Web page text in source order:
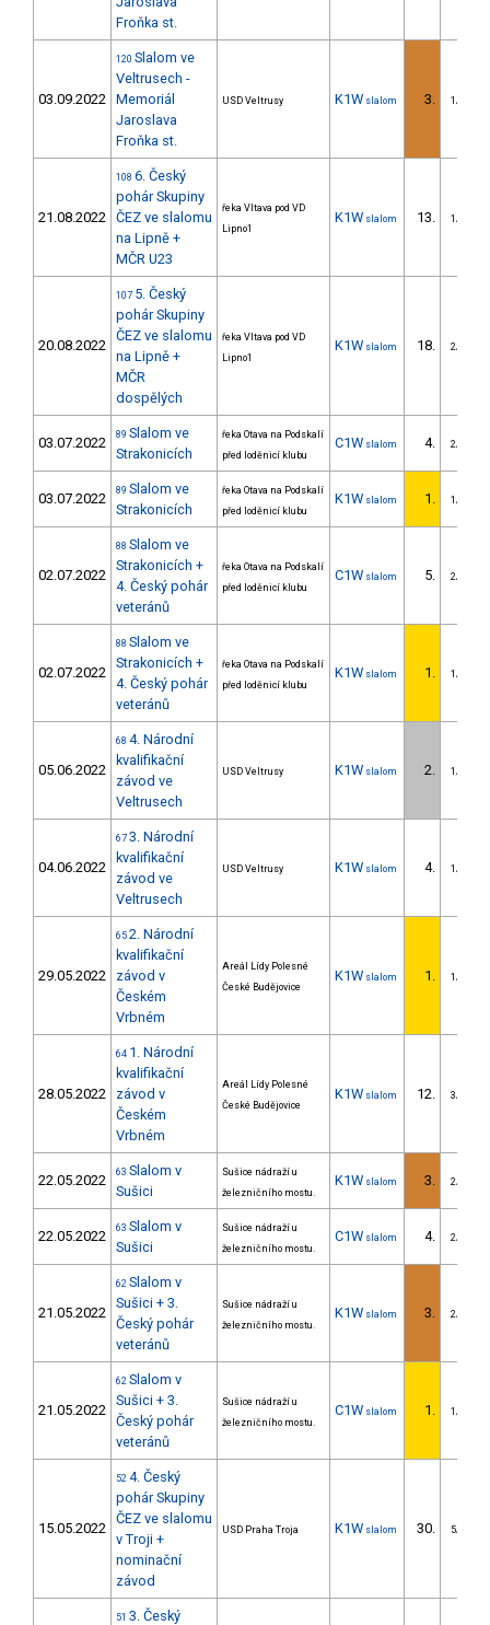
Froňka st.
03.09.2022
120 Slalom ve
Veltrusech -
Memoriál
Jaroslava
Froňka st.
USD Veltrusy K1W slalom 3. 1/DM
21.08.2022
108 6. Český
pohár Skupiny
ČEZ ve slalomu
na Lipně +
MČR U23
řeka Vltava pod VD
Lipno1
K1W slalom 13. 1/DM
20.08.2022
107 5. Český
pohár Skupiny
ČEZ ve slalomu
na Lipně +
MČR
dospělých
řeka Vltava pod VD
Lipno1
K1W slalom 18. 2/DM
03.07.2022 89 Slalom ve
Strakonicích
řeka Otava na Podskalí
před loděnicí klubu
C1W slalom 4. 2/DM
03.07.2022 89 Slalom ve
Strakonicích
řeka Otava na Podskalí
před loděnicí klubu
K1W slalom 1. 1/DM
02.07.2022
88 Slalom ve
Strakonicích +
4. Český pohár
veteránů
řeka Otava na Podskalí
před loděnicí klubu
C1W slalom 5. 2/DM
02.07.2022
88 Slalom ve
Strakonicích +
4. Český pohár
veteránů
řeka Otava na Podskalí
před loděnicí klubu
K1W slalom 1. 1/DM
05.06.2022
68 4. Národní
kvalifikační
závod ve
Veltrusech
USD Veltrusy K1W slalom 2. 1/DM
04.06.2022
67 3. Národní
kvalifikační
závod ve
Veltrusech
USD Veltrusy K1W slalom 4. 1/DM
29.05.2022
65 2. Národní
kvalifikační
závod v
Českém
Vrbném
Areál Lídy Polesné
České Budějovice
K1W slalom 1. 1/DM
28.05.2022
64 1. Národní
kvalifikační
závod v
Českém
Vrbném
Areál Lídy Polesné
České Budějovice
K1W slalom 12. 3/DM
22.05.2022 63 Slalom v
Sušici
Sušice nádraží u
železničního mostu.
K1W slalom 3. 2/DM
22.05.2022 63 Slalom v
Sušici
Sušice nádraží u
železničního mostu.
C1W slalom 4. 2/DM
21.05.2022
62 Slalom v
Sušici + 3.
Český pohár
veteránů
Sušice nádraží u
železničního mostu.
K1W slalom 3. 2/DM
21.05.2022
62 Slalom v
Sušici + 3.
Český pohár
veteránů
Sušice nádraží u
železničního mostu.
C1W slalom 1. 1/DM
15.05.2022
52 4. Český
pohár Skupiny
ČEZ ve slalomu
v Troji +
nominační
závod
USD Praha Troja K1W slalom 30. 5/DM
51 3. Český